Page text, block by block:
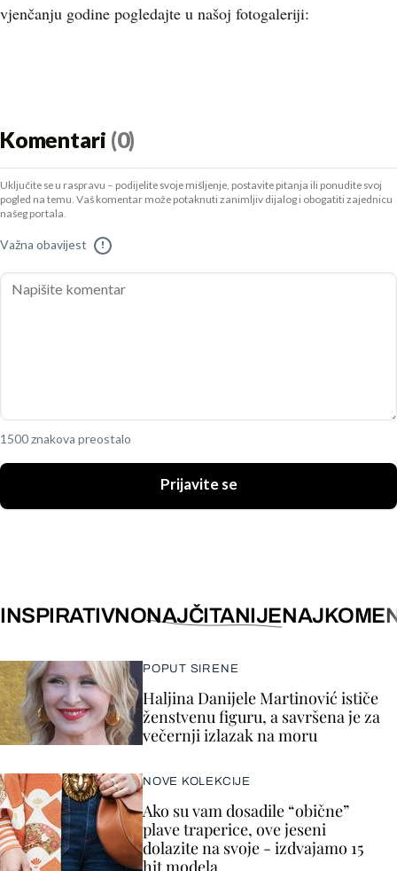
vjenčanju godine pogledajte u našoj fotogaleriji:
Komentari (0)
Uključite se u raspravu – podijelite svoje mišljenje, postavite pitanja ili ponudite svoj
pogled na temu. Vaš komentar može potaknuti zanimljiv dijalog i obogatiti zajednicu
našeg portala.
Važna obavijest !
1500 znakova preostalo
Prijavite se
INSPIRATIVNONAJČITANIJE
POPUT SIRENE
Haljina Danijele Martinović ističe
ženstvenu figuru, a savršena je za
večernji izlazak na moru
NOVE KOLEKCIJE
Ako su vam dosadile “obične”
plave traperice, ove jeseni
dolazite na svoje - izdvajamo 15
hit modela